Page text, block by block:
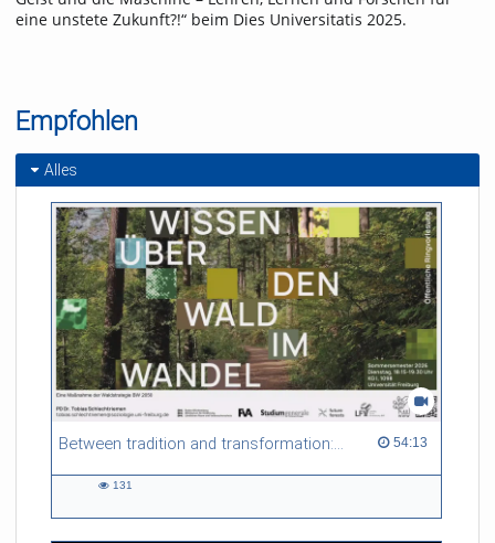
eine unstete Zukunft?!“ beim Dies Universitatis 2025.
Empfohlen
Alles
Between tradition and transformation: how owners, advisers and institutions co-create knowledge for resilient forests in Europe 54:13
54:13 duration
131